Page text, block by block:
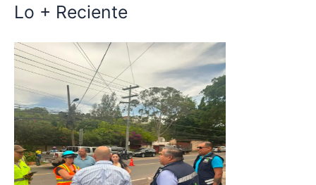
Lo + Reciente